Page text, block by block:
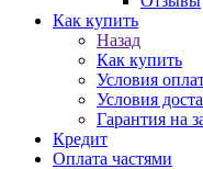
Как купить
Назад
Как купить
Условия
Условия
Гарантия на
Кредит
Оплата частями